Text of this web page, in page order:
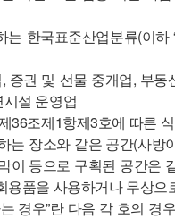
한국표준산업분류(이하
권 및 선물 중개업, 부
설 운영업
조제1항제3호에 따른
장소와 같은 공간(사방
이 등으로 구획된 공간은
품을 사용하거나 무상으
경우”란 다음 각 호의 경